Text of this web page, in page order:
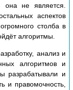
она не является.
аспектов
столба в
алгоритмы.
анализ и
алгоритмов и
разрабатывали и
и правомочность,